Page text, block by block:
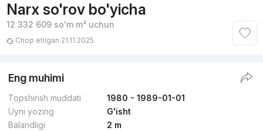
Narx so'rov bo'yicha
12 332 609 soʻmm² uchun
Chop etilgan 21.11.2025
Eng muhimi
Topshirish muddati
1980 - 1989-01-01
Uyni yozing
G'isht
Balandligi
2 m